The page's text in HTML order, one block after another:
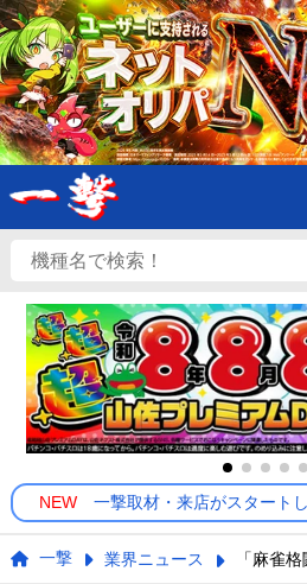
NEW 一撃取材・来店がスタート
一撃 業界ニュース 「麻雀